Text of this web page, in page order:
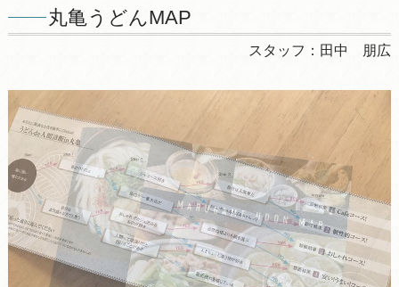
丸亀うどんMAP
スタッフ： 田中 朋広